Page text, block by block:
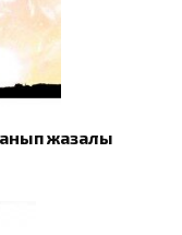
жазалы